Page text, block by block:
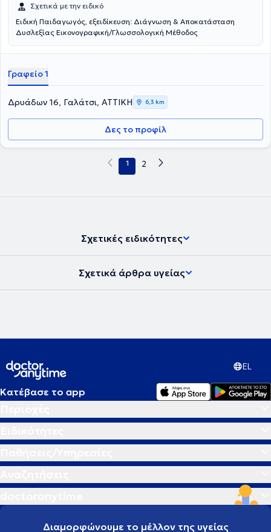
Σχετικά με την ειδικό
Ειδική Παιδαγωγός, εξειδίκευση: Διάγνωση & Αποκατάσταση
Δυσλεξίας Εικονογραφική/Γλωσσολογική Μέθοδος
Γραφείο 1
Δρυάδων 16, Γαλάτσι, ΑΤΤΙΚΗ 6,3 km
Δες το προφίλ
1 2
Σχετικές ειδικότητες
Σχετικά άρθρα υγείας
EL
Κατέβασε το app
Διαμορφώνουμε το μέλλον της υγείας